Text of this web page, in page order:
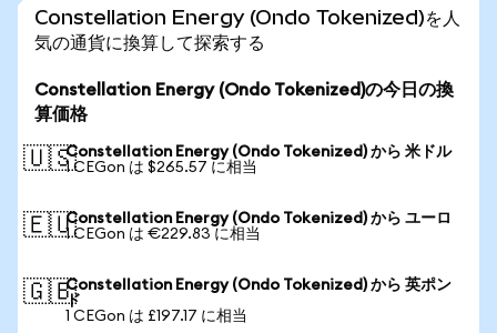
Constellation Energy (Ondo Tokenized)を人
気の通貨に換算して探索する
Constellation Energy (Ondo Tokenized)の今日の換
算価格
🇺🇸Constellation Energy (Ondo Tokenized) から 米ドル
1 CEGon は $265.57 に相当
🇪🇺Constellation Energy (Ondo Tokenized) から ユーロ
1 CEGon は €229.83 に相当
🇬🇧Constellation Energy (Ondo Tokenized) から 英ポン
ド
1 CEGon は £197.17 に相当